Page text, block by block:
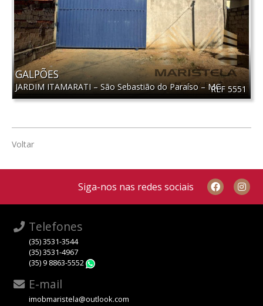
REF 5551
GALPÕES
JARDIM ITAMARATI–São Sebastião do Paraíso–MG
Voltar
Siga-nos nas redes sociais
Telefones
(35) 3531-3544
(35) 3531-4967
(35) 9 8863-5552
E-mail
imobmaristela@outlook.com